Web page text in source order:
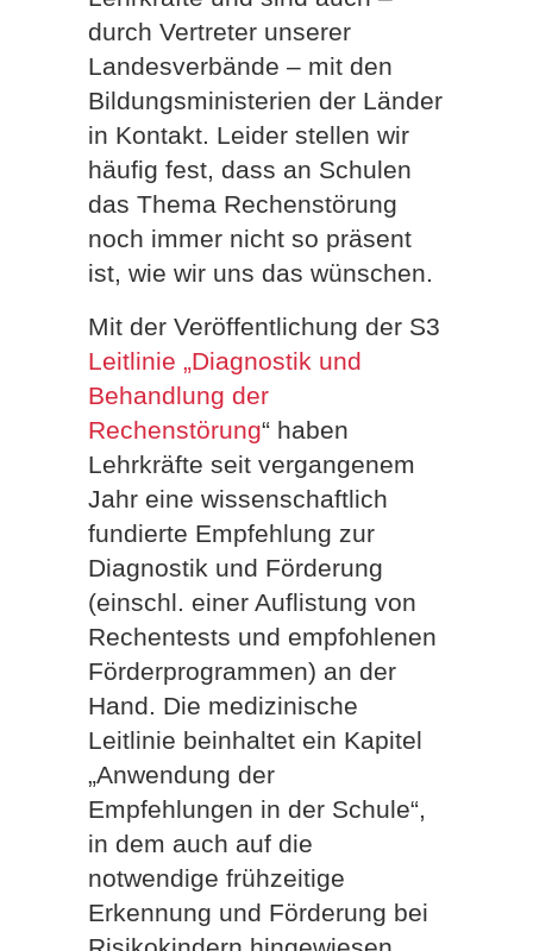
durch Vertreter unserer
Landesverbände – mit den
Bildungsministerien der Länder
in Kontakt. Leider stellen wir
häufig fest, dass an Schulen
das Thema Rechenstörung
noch immer nicht so präsent
ist, wie wir uns das wünschen.
Mit der Veröffentlichung der S3
Leitlinie „Diagnostik und
Behandlung der
Rechenstörung“ haben
Lehrkräfte seit vergangenem
Jahr eine wissenschaftlich
fundierte Empfehlung zur
Diagnostik und Förderung
(einschl. einer Auflistung von
Rechentests und empfohlenen
Förderprogrammen) an der
Hand. Die medizinische
Leitlinie beinhaltet ein Kapitel
„Anwendung der
Empfehlungen in der Schule“,
in dem auch auf die
notwendige frühzeitige
Erkennung und Förderung bei